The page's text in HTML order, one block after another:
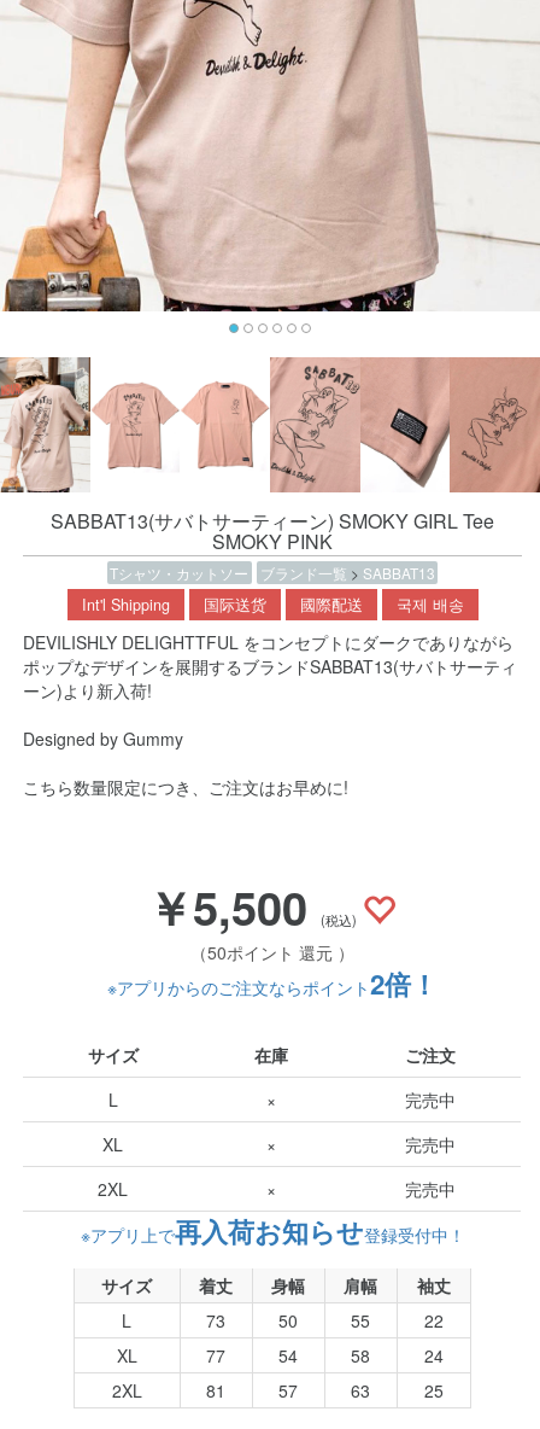
SABBAT13(サバトサーティーン) SMOKY GIRL Tee
SMOKY PINK
Tシャツ・カットソー ブランド一覧 > SABBAT13
Int'l Shipping 国际送货 國際配送 국제 배송
DEVILISHLY DELIGHTTFUL をコンセプトにダークでありながら
ポップなデザインを展開するブランドSABBAT13(サバトサーティ
ーン)より新入荷!
Designed by Gummy
こちら数量限定につき、ご注文はお早めに!
￥5,500 (税込)
（50ポイント 還元 ）
※アプリからのご注文ならポイント2倍！
サイズ 在庫
ご注文
L
×
完売中
XL
×
完売中
2XL
×
完売中
※アプリ上で再入荷お知らせ登録受付中！
サイズ 着丈 身幅 肩幅
袖丈
L
73 50 55
22
XL
77 54 58
24
2XL
81 57 63 25